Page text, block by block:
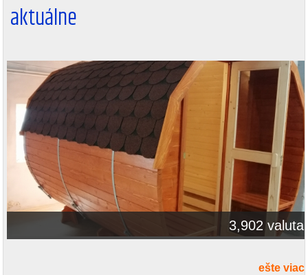
aktuálne
3,902 valuta
ešte viac